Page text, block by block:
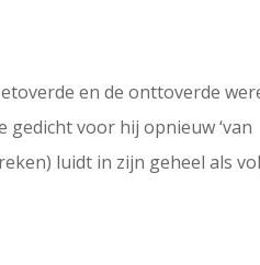
en de onttoverde
voor hij opnieuw ‘van
luidt in zijn geheel als